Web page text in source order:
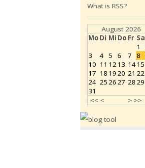
What is RSS?
August 2026
Mo Di Mi Do Fr Sa
<< < > >>
1
3
4 5 6 7 8
10 11 1213 1415
17 18 1920 21 22
24 252627 2829
31